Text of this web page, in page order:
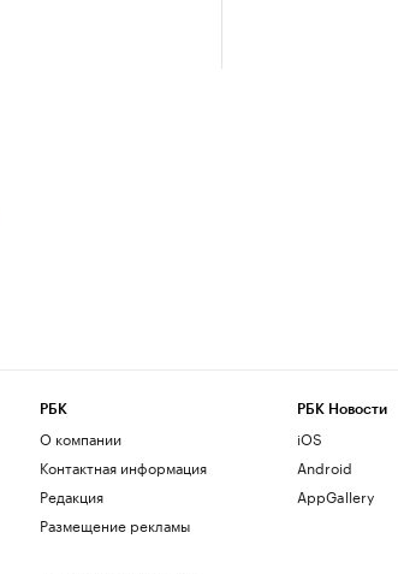
РБК
О компании
Контактная информация
Редакция
Размещение рекламы
РБК Новости
iOS
Android
AppGallery